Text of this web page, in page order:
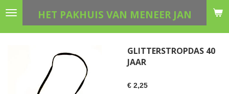
Ga
HET PAKHUIS VAN MENEER JAN
GLITTERSTROPDAS 40
JAAR
€ 2,25